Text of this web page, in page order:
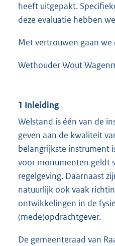
heeft uitgepakt.
deze evaluatie hebben
Met vertrouwen gaan we
Wethouder Wout
1 Inleiding
Welstand is één van de
geven aan de kwaliteit
belangrijkste instrument
voor monumenten geldt
regelgeving. Daarnaast
natuurlijk ook vaak
ontwikkelingen in de
(mede)opdrachtgever.
De gemeenteraad van